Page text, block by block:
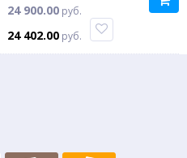
24 900.00 руб.
24 402.00 руб.